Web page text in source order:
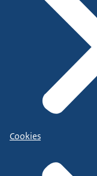
Cookies